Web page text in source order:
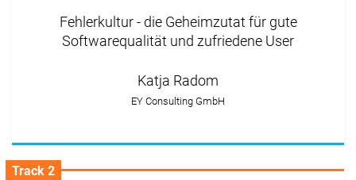
Fehlerkultur - die Geheimzutat für gute
Softwarequalität und zufriedene User
Katja Radom
EY Consulting GmbH
Track 2